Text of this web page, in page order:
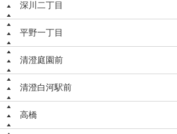
深川二丁目
平野一丁目
清澄庭園前
清澄白河駅前
高橋